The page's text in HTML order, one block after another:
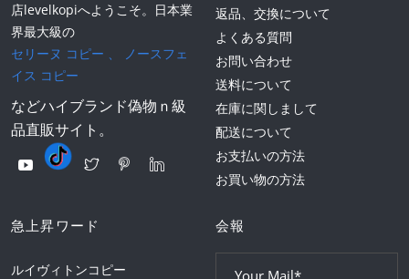
店levelkopiへようこそ。日本業
界最大級の
セリーヌ コピー 、
ノースフェ
イス コピー
などハイブランド偽物ｎ級
品直販サイト。
返品、交換について
よくある質問
お問い合わせ
送料について
在庫に関しまして
配送について
お支払いの方法
お買い物の方法
急上昇ワード
ルイヴィトンコピー
会報